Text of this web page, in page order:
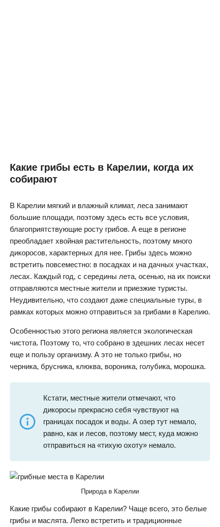
Какие грибы есть в Карелии, когда их
собирают
В Карелии мягкий и влажный климат, леса занимают
большие площади, поэтому здесь есть все условия,
благоприятствующие росту грибов. А еще в регионе
преобладает хвойная растительность, поэтому много
дикоросов, характерных для нее. Грибы здесь можно
встретить повсеместно: в посадках и на дачных участках,
лесах. Каждый год, с середины лета, осенью, на их поиски
отправляются местные жители и приезжие туристы.
Неудивительно, что создают даже специальные туры, в
рамках которых можно отправиться за грибами в Карелию.
Особенностью этого региона является экологическая
чистота. Поэтому то, что собрано в здешних лесах несет
еще и пользу организму. А это не только грибы, но
черника, брусника, клюква, вороника, голубика, морошка.
Кстати, местные жители отмечают, что
дикоросы прекрасно себя чувствуют на
границах посадок и воды. А озер тут немало,
равно, как и лесов, поэтому мест, куда можно
отправиться на «тихую охоту» немало.
Природа в Карелии
Какие грибы собирают в Карелии? Чаще всего, это белые
грибы и маслята. Легко встретить и традиционные